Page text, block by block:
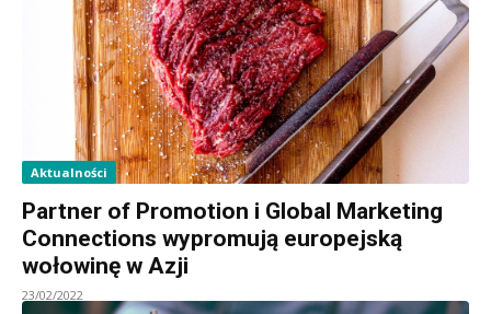
Aktualności
Partner of Promotion i Global Marketing
Connections wypromują europejską
wołowinę w Azji
23/02/2022